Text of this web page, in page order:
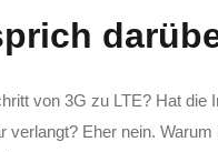
von 3G zu LTE? Hat die
verlangt? Eher nein.